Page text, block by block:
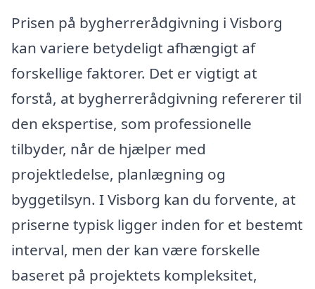
Prisen på bygherrerådgivning i Visborg
kan variere betydeligt afhængigt af
forskellige faktorer. Det er vigtigt at
forstå, at bygherrerådgivning refererer til
den ekspertise, som professionelle
tilbyder, når de hjælper med
projektledelse, planlægning og
byggetilsyn. I Visborg kan du forvente, at
priserne typisk ligger inden for et bestemt
interval, men der kan være forskelle
baseret på projektets kompleksitet,